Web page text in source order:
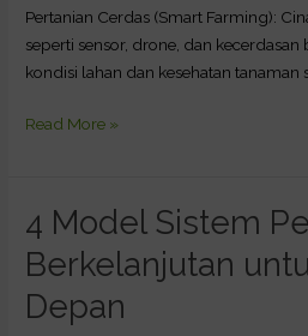
Pertanian Cerdas (Smart Farming):
seperti sensor, drone, dan
kondisi lahan dan kesehatan tanaman
Read More »
4 Model Sistem
Berkelanjutan
Depan
Model
Sistem
Pertanian
Berkelanjutan